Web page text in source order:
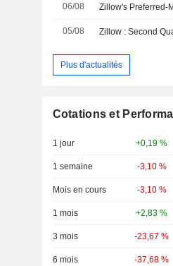
06/08 Zillow's Preferred-
05/08 Zillow : Second
Plus d'actualités
Cotations et
1 jour +0,19 %
1 semaine -3,10 %
Mois en cours -3,10 %
1 mois +2,83 %
3 mois -23,67 %
6 mois -37,68 %